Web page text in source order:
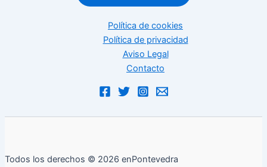
Política de cookies
Política de privacidad
Aviso Legal
Contacto
Todos los derechos © 2026 enPontevedra